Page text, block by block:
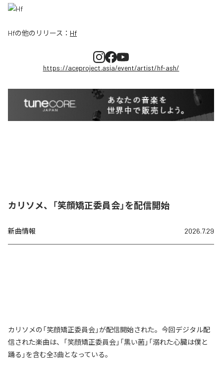
Hfの他のリリース： Hf
https://aceproject.asia/event/artist/hf-ash/
カリソメ、「笑顔矯正委員会」を配信開始
新曲情報 2026.7.29
カリソメの「笑顔矯正委員会」が配信開始された。今回デジタル配
信された楽曲は、「笑顔矯正委員会」「黒い菌」「溺れた心臓は僕と
踊る」を含む全3曲となっている。